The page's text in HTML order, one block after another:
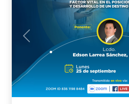
Previous